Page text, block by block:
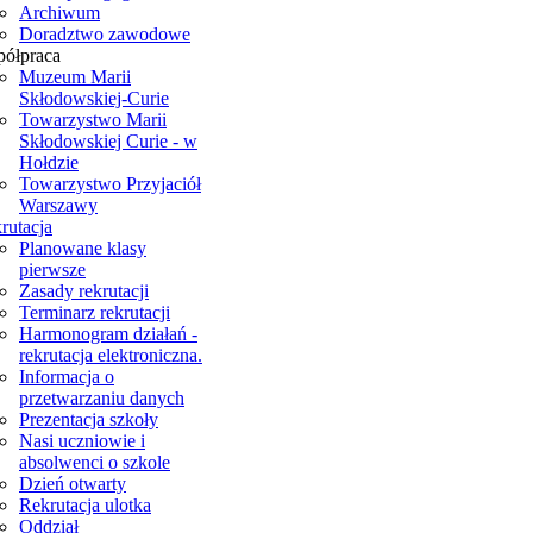
Archiwum
Doradztwo zawodowe
Muzeum Marii
Skłodowskiej-Curie
Towarzystwo Marii
Skłodowskiej Curie - w
Hołdzie
Towarzystwo Przyjaciół
Warszawy
Planowane klasy
pierwsze
Zasady rekrutacji
Terminarz rekrutacji
Harmonogram działań -
rekrutacja elektroniczna.
Informacja o
przetwarzaniu danych
Prezentacja szkoły
Nasi uczniowie i
absolwenci o szkole
Dzień otwarty
Rekrutacja ulotka
Oddział